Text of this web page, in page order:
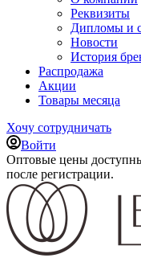
Реквизиты
Дипломы и
Новости
История
Распродажа
Акции
Товары месяца
Хочу сотрудничать
Войти
Оптовые цены
после регистрации.